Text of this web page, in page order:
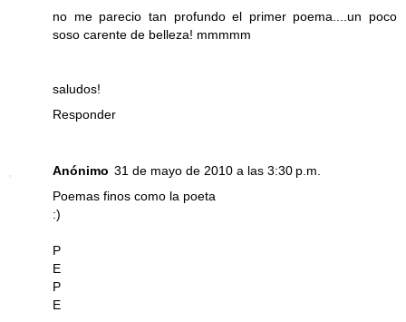
no me parecio tan profundo el primer poema....un poco
soso carente de belleza! mmmmm
saludos!
Responder
Anónimo 31 de mayo de 2010 a las 3:30 p.m.
Poemas finos como la poeta
:)
P
E
P
E